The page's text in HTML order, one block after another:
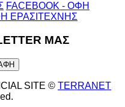
FACEBOOK - ΟΦΗ
ΕΡΑΣΙΤΕΧΝΗΣ
ΜΑΣ
SITE © TERRANET